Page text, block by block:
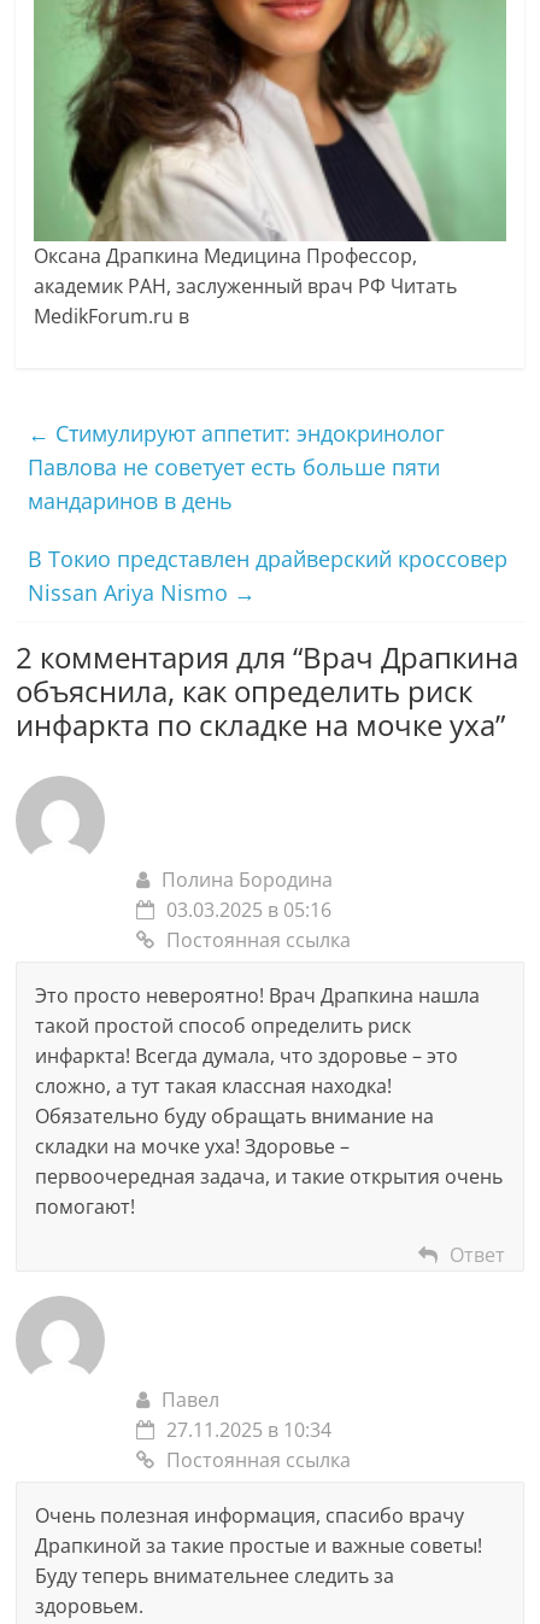
Оксана Драпкина Медицина Профессор,
академик РАН, заслуженный врач РФ Читать
MedikForum.ru в
← Стимулируют аппетит: эндокринолог
Павлова не советует есть больше пяти
мандаринов в день
В Токио представлен драйверский кроссовер
Nissan Ariya Nismo →
2 комментария для “Врач Драпкина
объяснила, как определить риск
инфаркта по складке на мочке уха”
Полина Бородина
03.03.2025 в 05:16
Постоянная ссылка
Это просто невероятно! Врач Драпкина нашла
такой простой способ определить риск
инфаркта! Всегда думала, что здоровье – это
сложно, а тут такая классная находка!
Обязательно буду обращать внимание на
складки на мочке уха! Здоровье –
первоочередная задача, и такие открытия очень
помогают!
Ответ
Павел
27.11.2025 в 10:34
Постоянная ссылка
Очень полезная информация, спасибо врачу
Драпкиной за такие простые и важные советы!
Буду теперь внимательнее следить за
здоровьем.